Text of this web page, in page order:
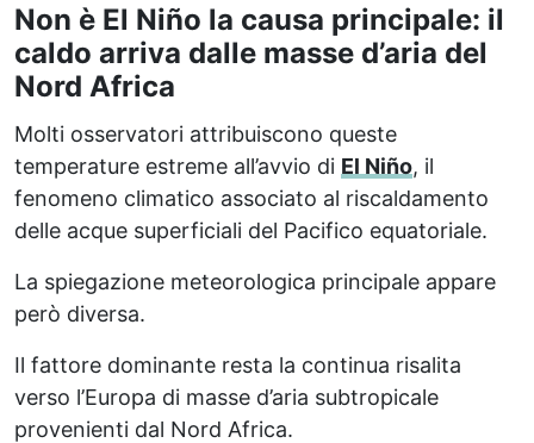
Non è El Niño la causa principale: il
caldo arriva dalle masse d’aria del
Nord Africa
Molti osservatori attribuiscono queste
temperature estreme all’avvio di El Niño, il
fenomeno climatico associato al riscaldamento
delle acque superficiali del Pacifico equatoriale.
La spiegazione meteorologica principale appare
però diversa.
Il fattore dominante resta la continua risalita
verso l’Europa di masse d’aria subtropicale
provenienti dal Nord Africa.